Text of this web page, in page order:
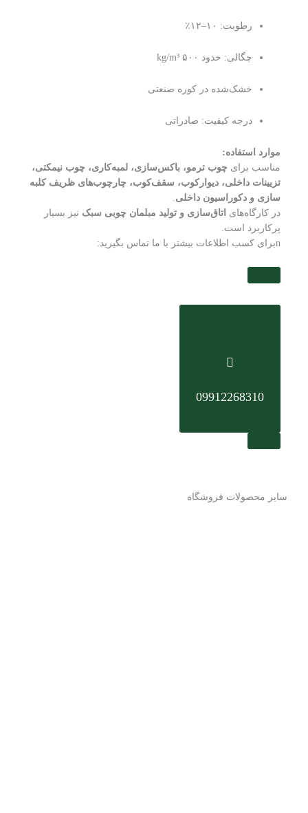
رطوبت: ۱۰–۱۲٪
چگالی: حدود ۵۰۰ kg/m³
خشک‌شده در کوره صنعتی
درجه کیفیت: صادراتی
موارد استفاده:
مناسب برای چوب ترمو، باکس‌سازی، لمبه‌کاری، چوب نیمکتی،
تزیینات داخلی، دیوارکوب، سقف‌کوب، چارچوب‌های ظریف کلبه
سازی و دکوراسیون داخلی
در کارگاه‌های اتاق‌سازی و تولید مبلمان چوبی سبک نیز بسیار
پرکاربرد است.
nبرای کسب اطلاعات بیشتر با ما تماس بگیرید:
09912268310
سایر محصولات فروشگاه